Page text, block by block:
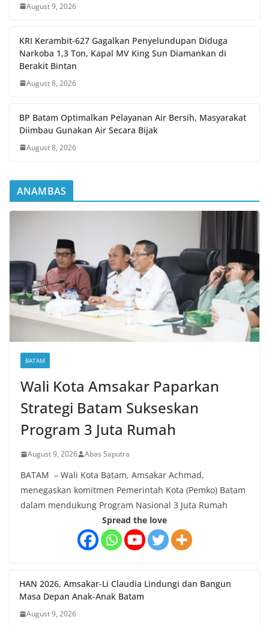
August 9, 2026
KRI Kerambit-627 Gagalkan Penyelundupan Diduga
Narkoba 1,3 Ton, Kapal MV King Sun Diamankan di
Berakit Bintan
August 8, 2026
BP Batam Optimalkan Pelayanan Air Bersih, Masyarakat
Diimbau Gunakan Air Secara Bijak
August 8, 2026
ANAMBAS
BATAM
Wali Kota Amsakar Paparkan
Strategi Batam Sukseskan
Program 3 Juta Rumah
August 9, 2026 Abas Saputra
BATAM – Wali Kota Batam, Amsakar Achmad,
menegaskan komitmen Pemerintah Kota (Pemko) Batam
dalam mendukung Program Nasional 3 Juta Rumah
Spread the love
HAN 2026, Amsakar-Li Claudia Lindungi dan Bangun
Masa Depan Anak-Anak Batam
August 9, 2026